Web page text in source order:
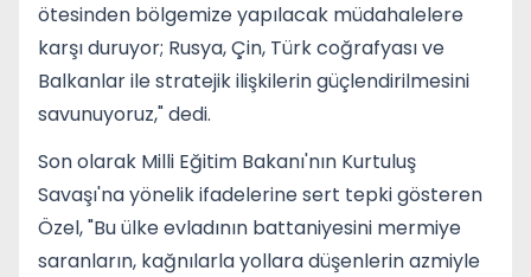
ötesinden bölgemize yapılacak müdahalelere
karşı duruyor; Rusya, Çin, Türk coğrafyası ve
Balkanlar ile stratejik ilişkilerin güçlendirilmesini
savunuyoruz," dedi.
Son olarak Milli Eğitim Bakanı'nın Kurtuluş
Savaşı'na yönelik ifadelerine sert tepki gösteren
Özel, "Bu ülke evladının battaniyesini mermiye
saranların, kağnılarla yollara düşenlerin azmiyle